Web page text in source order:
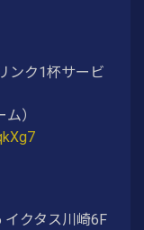
ンク1杯サービ
）
クタス川崎6F